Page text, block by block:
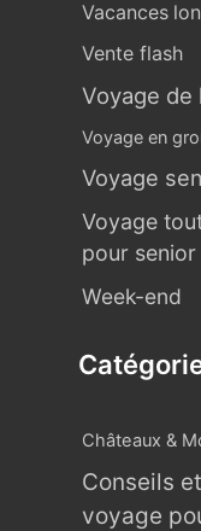
Vacances
Vente flash
Voyage de
Voyage en
Voyage
Voyage
pour senior
Week-end
Châteaux &
Conseils
voyage